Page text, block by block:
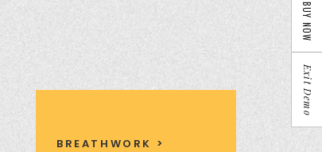
BREATHWORK >
Exit Demo
BUY NOW